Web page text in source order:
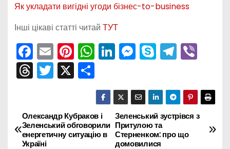
Як укладати вигідні угоди бізнес-to-business
Інші цікаві статті читай ТУТ
F
a
c
b
o
E
m
ai
Pi
nt
er
st
W
h
a
ts
A
p
Li
n
k
e
dI
n
M
e
s
s
e
n
S
k
y
p
e
T
el
e
gr
a
m
Vi
er
T
hr
a
d
T
w
er
X П
о
ді
л
и
Н
а
Зеленський зустрівся з
Притулою та
Стерненком: про що
домовилися
Олександр Кубраков і
Зеленський обговорили
енергетичну ситуацію в
Україні